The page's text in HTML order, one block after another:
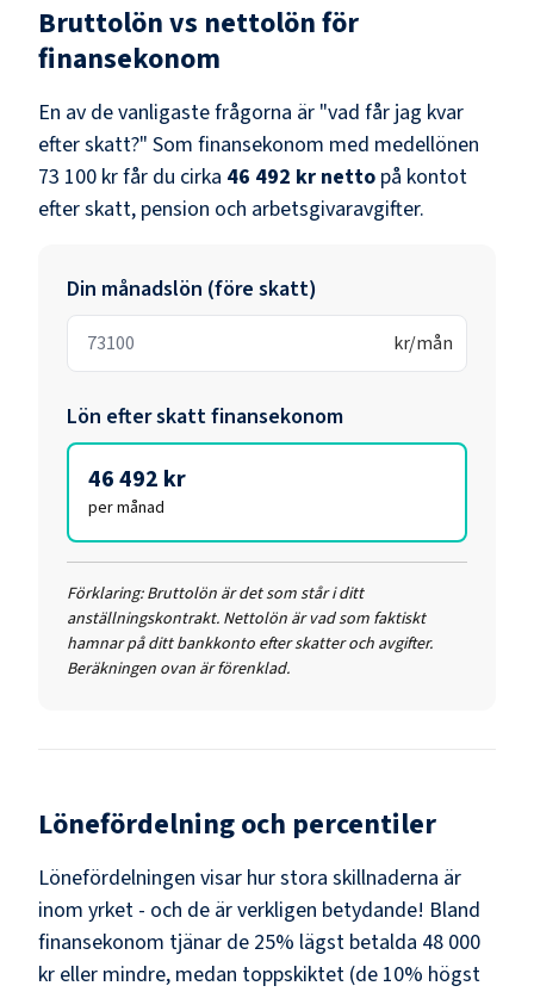
Bruttolön vs nettolön för
finansekonom
En av de vanligaste frågorna är "vad får jag kvar
efter skatt?" Som finansekonom med medellönen
73 100 krfår du cirka 46 492 kr netto på kontot
efter skatt, pension och arbetsgivaravgifter.
Din månadslön (före skatt)
kr/mån
Lön efter skattfinansekonom
46 492 kr
per månad
Förklaring: Bruttolön är det som står i ditt
anställningskontrakt. Nettolön är vad som faktiskt
hamnar på ditt bankkonto efter skatter och avgifter.
Beräkningen ovan är förenklad.
Lönefördelning och percentiler
Lönefördelningen visar hur stora skillnaderna är
inom yrket - och de är verkligen betydande! Bland
finansekonom tjänar de 25% lägst betalda 48 000
kr eller mindre, medan toppskiktet (de 10% högst